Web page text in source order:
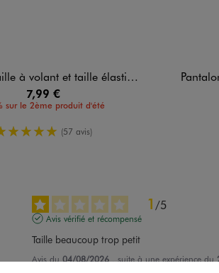
à volant et taille élastique fille
7,99 €
sur le 2ème produit d'été
5/5 de moyenne
(57 avis)
1/5
Avis vérifié et récompensé
Taille beaucoup trop petit
Avis du04/08/2026 , suite à une expérience du